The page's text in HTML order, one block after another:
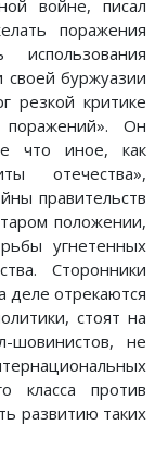
войне, писал
поражения
своей буржуазии
резкой критике
Он
что иное, как
отечества»,
правительств
положении,
угнетенных
Сторонники
деле отрекаются
стоят на
шовинистов, не
класса против
развитию таких